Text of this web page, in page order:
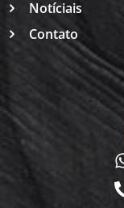
Notíciais
Contato